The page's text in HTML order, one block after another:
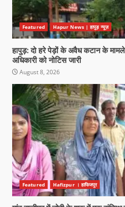
Featured Hapur News | हापुड़ न्यूज़
हापुड़: दो हरे पेड़ों के अवैध कटान के
अधिकारी को नोटिस जारी
August 8, 2026
Featured Hafizpur । हाफिजपुर